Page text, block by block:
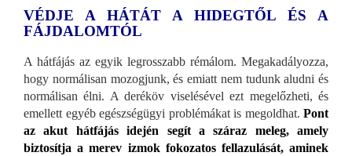
VÉDJE A HÁTÁT A HIDEGTŐL ÉS A
FÁJDALOMTÓL
A hátfájás az egyik legrosszabb rémálom. Megakadályozza,
hogy normálisan mozogjunk, és emiatt nem tudunk aludni és
normálisan élni. A deréköv viselésével ezt megelőzheti, és
emellett egyéb egészségügyi problémákat is megoldhat. Pont
az akut hátfájás idején segít a száraz meleg, amely
biztosítja a merev izmok fokozatos fellazulását, aminek